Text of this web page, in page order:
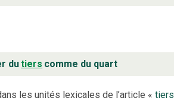
dutiers comme du quart
les unités lexicales de l’article «tiers